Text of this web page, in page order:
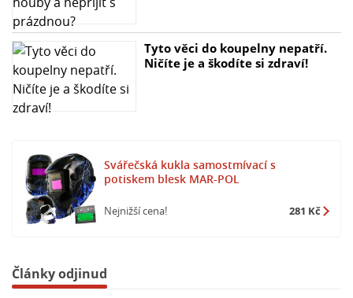
Investujte do kvality a bezpečnosti s svářečskou kuklou
samostmívací s potiskem blesk MAR-POL. Nakupujte
nyní a zažijte rozdíl!
Tyto věci do koupelny nepatří.
Ničíte je a škodíte si zdraví!
Svářečská kukla samostmívací s
potiskem blesk MAR-POL
Nejnižší cena! 281 Kč
Články odjinud